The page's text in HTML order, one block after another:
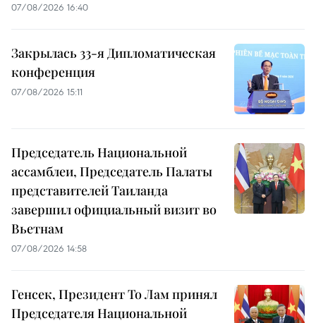
07/08/2026 16:40
Закрылась 33-я Дипломатическая
конференция
07/08/2026 15:11
Председатель Национальной
ассамблеи, Председатель Палаты
представителей Таиланда
завершил официальный визит во
Вьетнам
07/08/2026 14:58
Генсек, Президент То Лам принял
Председателя Национальной